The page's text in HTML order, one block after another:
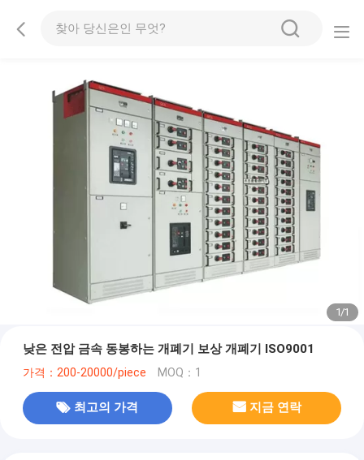
1/1
낮은 전압 금속 동봉하는 개폐기 보상 개폐기 ISO9001
가격：200-20000/piece MOQ：1
최고의 가격 지금 연락